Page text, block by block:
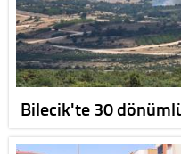
Bilecik'te 30